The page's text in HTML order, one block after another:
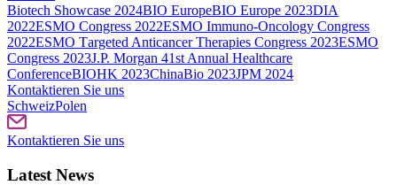
Biotech Showcase 2024BIO EuropeBIO Europe 2023DIA
2022ESMO Congress 2022ESMO Immuno-Oncology Congress
2022ESMO Тargeted Anticancer Therapies Congress 2023ESMO
Congress 2023J.P. Morgan 41st Annual Healthcare
ConferenceBIOHK 2023ChinaBio 2023JPM 2024
Kontaktieren Sie uns
SchweizPolen
Kontaktieren Sie uns
Latest News